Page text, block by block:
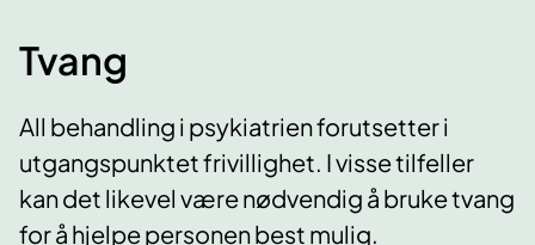
Tvang
All behandling i psykiatrien forutsetter i
utgangspunktet frivillighet. I visse tilfeller
kan det likevel være nødvendig å bruke tvang
for å hjelpe personen best mulig.